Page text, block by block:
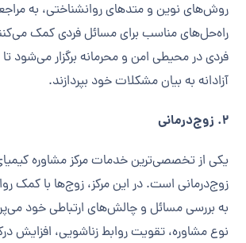
روش‌های نوین و متدهای روانشناختی، به
راه‌حل‌های مناسب برای مسائل فردی کمک
فردی در محیطی امن و محرمانه برگزار می‌شود تا
آزادانه به بیان مشکلات خود بپردازند.
2. زوج‌درمانی
یکی از تخصصی‌ترین خدمات مرکز مشاوره
زوج‌درمانی است. در این مرکز، زوج‌ها با کمک
به بررسی مسائل و چالش‌های ارتباطی خود
نوع مشاوره، تقویت روابط زناشویی، افزایش